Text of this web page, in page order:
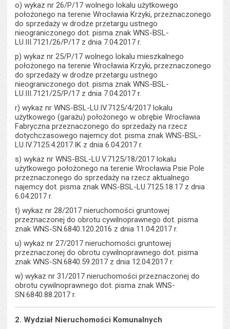
o) wykaz nr 26/P/17 wolnego lokalu użytkowego
położonego na terenie Wrocławia Krzyki, przeznaczonego
do sprzedaży w drodze przetargu ustnego
nieograniczonego dot. pisma znak WNS-BSL-
LU.III.7121/26/P/17 z dnia 7.04.2017 r.
p) wykaz nr 25/P/17 wolnego lokalu mieszkalnego
położonego na terenie Wrocławia Krzyki, przeznaczonego
do sprzedaży w drodze przetargu ustnego
nieograniczonego dot. pisma znak WNS-BSL-
LU.III.7121/25/P/17 z dnia 7.04.2017 r.
r) wykaz nr WNS-BSL-LU.IV.7125/4/2017 lokalu
użytkowego (garażu) położonego w obrębie Wrocławia
Fabryczna przeznaczonego do sprzedaży na rzecz
dotychczasowego najemcy dot. pisma znak WNS-BSL-
LU.IV.7125.4.2017.IK z dnia 6.04.2017 r.
s) wykaz nr WNS-BSL-LU.V.7125/18/2017 lokalu
użytkowego położonego na terenie Wrocławia Psie Pole
przeznaczonego do sprzedaży na rzecz aktualnego
najemcy dot. pisma znak WNS-BSL-LU.7125.18.17 z dnia
6.04.2017 r.
t) wykaz nr 28/2017 nieruchomości gruntowej
przeznaczonej do obrotu cywilnoprawnego dot. pisma
znak WNS-SN.6840.120.2016 z dnia 11.04.2017 r.
u) wykaz nr 27/2017 nieruchomości gruntowej
przeznaczonej do obrotu cywilnoprawnego dot. pisma
znak WNS-SN.6840.59.2017 z dnia 12.04.2017 r.
w) wykaz nr 31/2017 nieruchomości przeznaczonej do
obrotu cywilnoprawnego dot. pisma znak WNS-
SN.6840.88.2017 r.
2. Wydział Nieruchomości Komunalnych